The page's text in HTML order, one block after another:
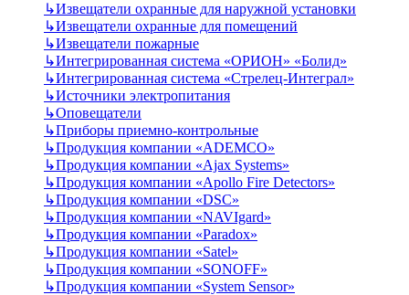
↳Извещатели охранные для наружной установки
↳Извещатели охранные для помещений
↳Извещатели пожарные
↳Интегрированная система «ОРИОН» «Болид»
↳Интегрированная система «Стрелец-Интеграл»
↳Источники электропитания
↳Оповещатели
↳Приборы приемно-контрольные
↳Продукция компании «ADEMCO»
↳Продукция компании «Ajax Systems»
↳Продукция компании «Apollo Fire Detectors»
↳Продукция компании «DSC»
↳Продукция компании «NAVIgard»
↳Продукция компании «Paradox»
↳Продукция компании «Satel»
↳Продукция компании «SONOFF»
↳Продукция компании «System Sensor»